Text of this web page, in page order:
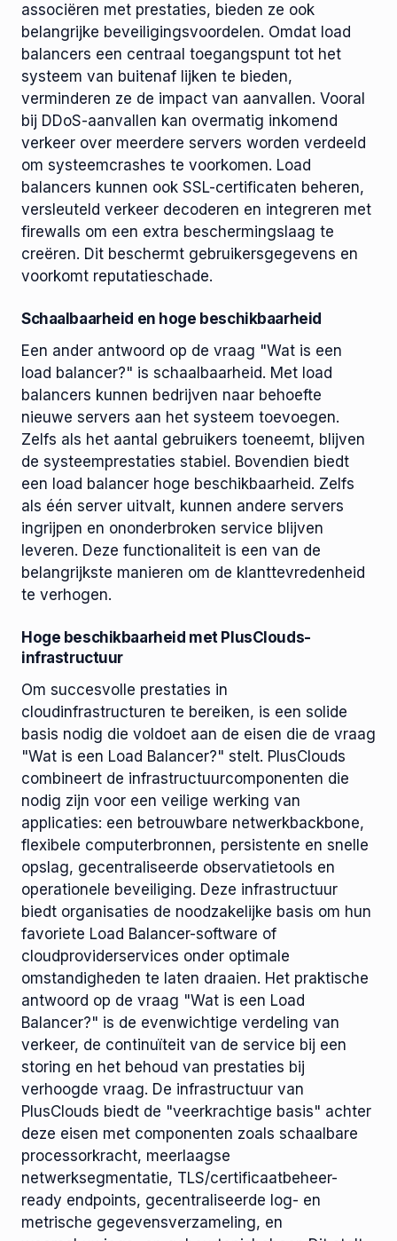
associëren met prestaties, bieden ze ook
belangrijke beveiligingsvoordelen. Omdat load
balancers een centraal toegangspunt tot het
systeem van buitenaf lijken te bieden,
verminderen ze de impact van aanvallen. Vooral
bij DDoS-aanvallen kan overmatig inkomend
verkeer over meerdere servers worden verdeeld
om systeemcrashes te voorkomen. Load
balancers kunnen ook SSL-certificaten beheren,
versleuteld verkeer decoderen en integreren met
firewalls om een ​​extra beschermingslaag te
creëren. Dit beschermt gebruikersgegevens en
voorkomt reputatieschade.
Schaalbaarheid en hoge beschikbaarheid
Een ander antwoord op de vraag "Wat is een
load balancer?" is schaalbaarheid. Met load
balancers kunnen bedrijven naar behoefte
nieuwe servers aan het systeem toevoegen.
Zelfs als het aantal gebruikers toeneemt, blijven
de systeemprestaties stabiel. Bovendien biedt
een load balancer hoge beschikbaarheid. Zelfs
als één server uitvalt, kunnen andere servers
ingrijpen en ononderbroken service blijven
leveren. Deze functionaliteit is een van de
belangrijkste manieren om de klanttevredenheid
te verhogen.
Hoge beschikbaarheid met PlusClouds-
infrastructuur
Om succesvolle prestaties in
cloudinfrastructuren te bereiken, is een solide
basis nodig die voldoet aan de eisen die de vraag
"Wat is een Load Balancer?" stelt. PlusClouds
combineert de infrastructuurcomponenten die
nodig zijn voor een veilige werking van
applicaties: een betrouwbare netwerkbackbone,
flexibele computerbronnen, persistente en snelle
opslag, gecentraliseerde observatietools en
operationele beveiliging. Deze infrastructuur
biedt organisaties de noodzakelijke basis om hun
favoriete Load Balancer-software of
cloudproviderservices onder optimale
omstandigheden te laten draaien. Het praktische
antwoord op de vraag "Wat is een Load
Balancer?" is de evenwichtige verdeling van
verkeer, de continuïteit van de service bij een
storing en het behoud van prestaties bij
verhoogde vraag. De infrastructuur van
PlusClouds biedt de "veerkrachtige basis" achter
deze eisen met componenten zoals schaalbare
processorkracht, meerlaagse
netwerksegmentatie, TLS/certificaatbeheer-
ready endpoints, gecentraliseerde log- en
metrische gegevensverzameling, en